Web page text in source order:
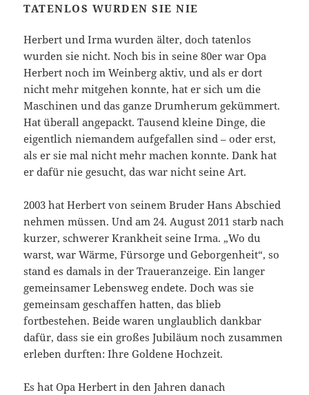
TATENLOS WURDEN SIE NIE
Herbert und Irma wurden älter, doch tatenlos
wurden sie nicht. Noch bis in seine 80er war Opa
Herbert noch im Weinberg aktiv, und als er dort
nicht mehr mitgehen konnte, hat er sich um die
Maschinen und das ganze Drumherum gekümmert.
Hat überall angepackt. Tausend kleine Dinge, die
eigentlich niemandem aufgefallen sind – oder erst,
als er sie mal nicht mehr machen konnte. Dank hat
er dafür nie gesucht, das war nicht seine Art.
2003 hat Herbert von seinem Bruder Hans Abschied
nehmen müssen. Und am 24. August 2011 starb nach
kurzer, schwerer Krankheit seine Irma. „Wo du
warst, war Wärme, Fürsorge und Geborgenheit“, so
stand es damals in der Traueranzeige. Ein langer
gemeinsamer Lebensweg endete. Doch was sie
gemeinsam geschaffen hatten, das blieb
fortbestehen. Beide waren unglaublich dankbar
dafür, dass sie ein großes Jubiläum noch zusammen
erleben durften: Ihre Goldene Hochzeit.
Es hat Opa Herbert in den Jahren danach